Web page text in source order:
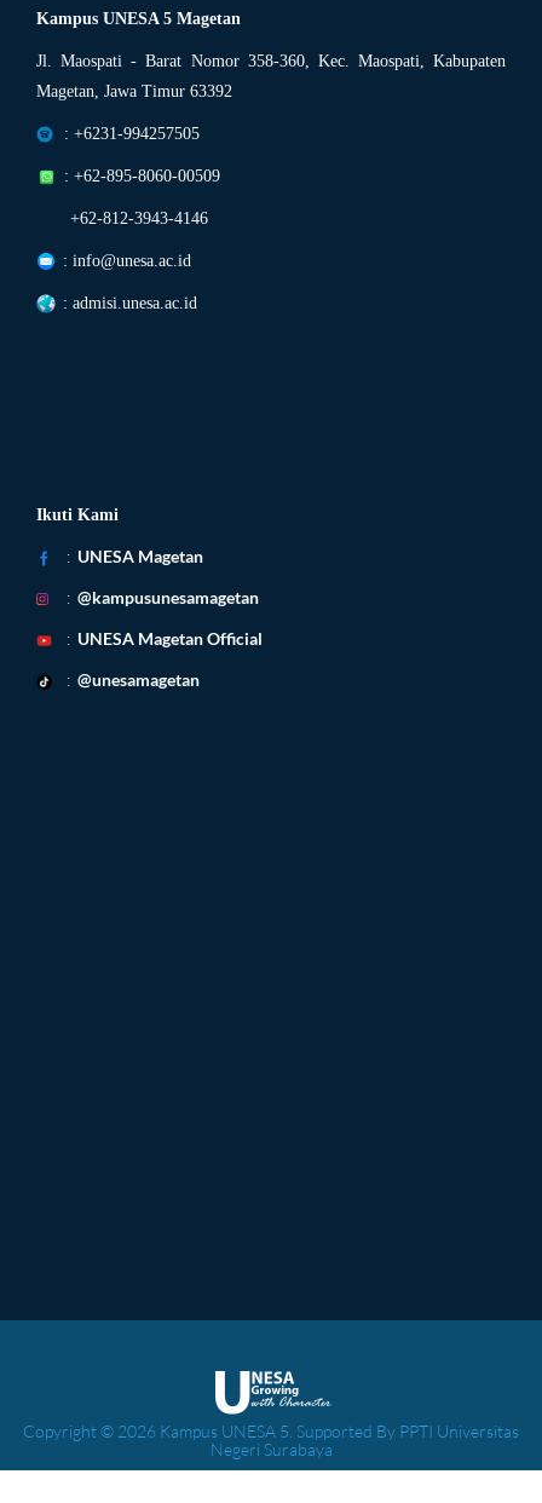
Kampus UNESA 5 Magetan
Jl. Maospati - Barat Nomor 358-360, Kec. Maospati, Kabupaten
Magetan, Jawa Timur 63392
: +6231-994257505
: +62-895-8060-00509
+62-812-3943-4146
: info@unesa.ac.id
: admisi.unesa.ac.id
Ikuti Kami
: UNESA Magetan
:@kampusunesamagetan
: UNESA MagetanOfficial
:@unesamagetan
Copyright © 2026 Kampus UNESA 5. Supported By PPTI Universitas
Negeri Surabaya